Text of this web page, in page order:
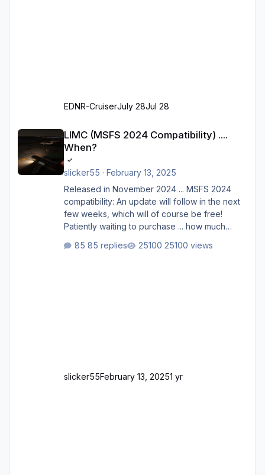
EDNR-CruiserJuly 28Jul 28
LIMC (MSFS 2024 Compatibility) ....
When?
slicker55 · February 13, 2025
Released in November 2024 ... MSFS 2024
compatibility: An update will follow in the next
few weeks, which will of course be free!
Patiently waiting to purchase ... how much
85 replies 25100 views
slicker55February 13, 20251 yr